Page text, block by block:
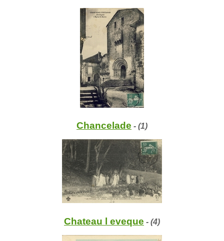
Chancelade - (1)
Chateau l eveque - (4)